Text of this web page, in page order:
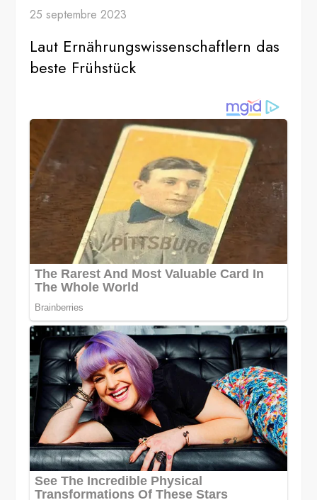
25 septembre 2023
Laut Ernährungswissenschaftlern das
beste Frühstück